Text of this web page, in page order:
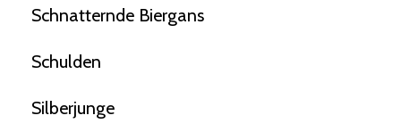
Schnatternde Biergans
Schulden
Silberjunge